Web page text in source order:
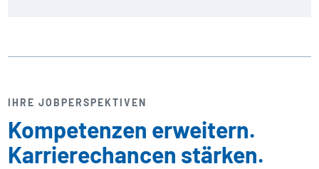
IHRE JOBPERSPEKTIVEN
Kompetenzen erweitern.
Karrierechancen stärken.